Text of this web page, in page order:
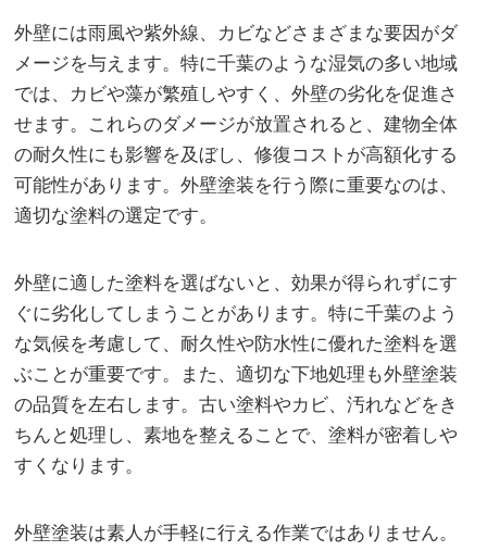
外壁には雨風や紫外線、カビなどさまざまな要因がダ
メージを与えます。特に千葉のような湿気の多い地域
では、カビや藻が繁殖しやすく、外壁の劣化を促進さ
せます。これらのダメージが放置されると、建物全体
の耐久性にも影響を及ぼし、修復コストが高額化する
可能性があります。外壁塗装を行う際に重要なのは、
適切な塗料の選定です。
外壁に適した塗料を選ばないと、効果が得られずにす
ぐに劣化してしまうことがあります。特に千葉のよう
な気候を考慮して、耐久性や防水性に優れた塗料を選
ぶことが重要です。また、適切な下地処理も外壁塗装
の品質を左右します。古い塗料やカビ、汚れなどをき
ちんと処理し、素地を整えることで、塗料が密着しや
すくなります。
外壁塗装は素人が手軽に行える作業ではありません。